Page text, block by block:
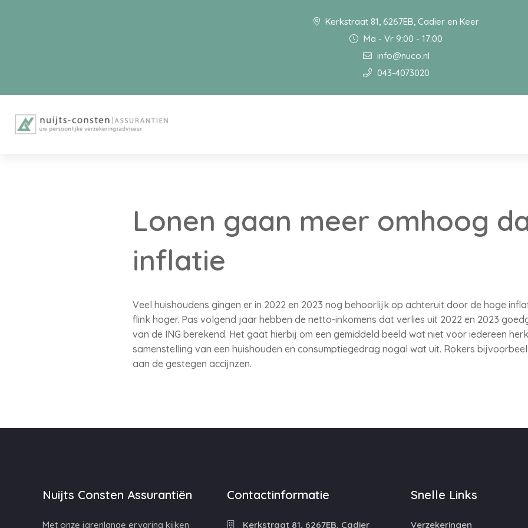
Kerkstraat 81, 6267EB, Cadier en Keer
Ma - Vr 9:00 - 17:00
info@nuco.nl
043-4073020
Lonen gaan meer omhoog
inflatie
Veel huishoudens gingen er in 2022 en 2023 nog behoorlijk op achteruit door de hoge
flink hoger. Pas volgend jaar hebben de netto-inkomens dat verlies uit 2022 en 2023
van de ING berekend. Het gaat hierbij om een gemiddeld beeld wat niet voor iedereen
samenstelling van een huishouden en consumptiegedrag nogal wat uit. Rokers
aan de gestegen accijnzen.
Nuijts Consten Assurantiën
Met onze jarenlange ervaring kijken
Contactinformatie
Kerkstraat 81, 6267EB, Cadier
Snelle Links
Verzekeringen